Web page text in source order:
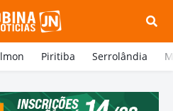
Piritiba Serrolândia